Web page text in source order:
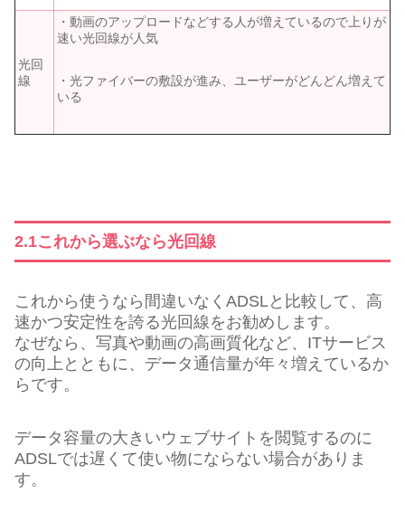
光回
線
・動画のアップロードなどする人が増えているので上りが
速い光回線が人気
・光ファイバーの敷設が進み、ユーザーがどんどん増えて
いる
2.1これから選ぶなら光回線
これから使うなら間違いなくADSLと比較して、高
速かつ安定性を誇る光回線をお勧めします。
なぜなら、写真や動画の高画質化など、ITサービス
の向上とともに、データ通信量が年々増えているか
らです。
データ容量の大きいウェブサイトを閲覧するのに
ADSLでは遅くて使い物にならない場合がありま
す。